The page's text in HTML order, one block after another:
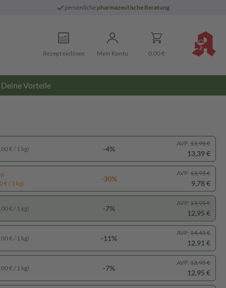
persönliche pharmazeutische Beratung
Rezept einlösen Mein Konto 0,00 €
Deine Vorteile
€ / 1 kg) -4%
AVP: 13,95 €
13,39 €
€ / 1 kg)
-30%
AVP: 13,95 €
9,78 €
€ / 1 kg) -7%
AVP: 13,95 €
12,95 €
€ / 1 kg) -11%
AVP: 14,45 €
12,91 €
€ / 1 kg) -7%
AVP: 13,95 €
12,95 €